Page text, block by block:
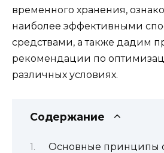
временного хранения,
наиболее эффективными
средствами, а также дадим
рекомендации по
различных условиях.
Содержание
Основные принципы